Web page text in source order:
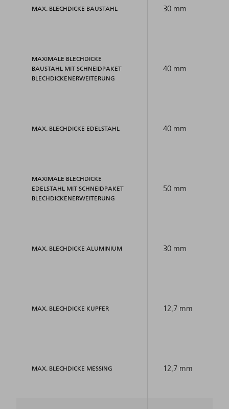
MAX. BLECHDICKE BAUSTAHL
MAXIMALE BLECHDICKE
BAUSTAHL MIT SCHNEIDPAKET
BLECHDICKENERWEITERUNG
MAX. BLECHDICKE EDELSTAHL
MAXIMALE BLECHDICKE
EDELSTAHL MIT SCHNEIDPAKET
BLECHDICKENERWEITERUNG
MAX. BLECHDICKE ALUMINIUM
MAX. BLECHDICKE KUPFER
MAX. BLECHDICKE MESSING
30 mm
40 mm
40 mm
50 mm
30 mm
12,7 mm
12,7 mm